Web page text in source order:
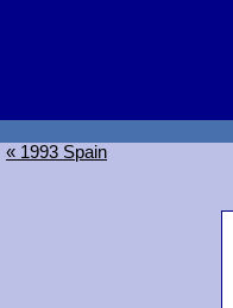
« 1993 Spain